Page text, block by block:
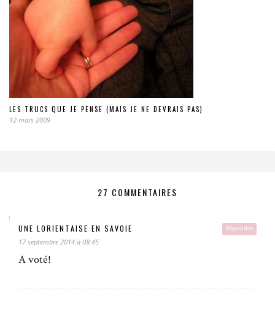
LES TRUCS QUE JE PENSE (MAIS JE NE DEVRAIS PAS)
12 mars 2009
27 COMMENTAIRES
Répondre
UNE LORIENTAISE EN SAVOIE
17 septembre 2014 à 08:45
A voté!